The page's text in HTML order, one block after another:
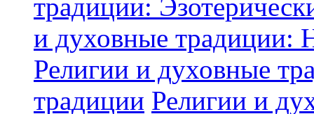
традиции:
и духовные традиции:
Религии и духовные
традиции Религии и